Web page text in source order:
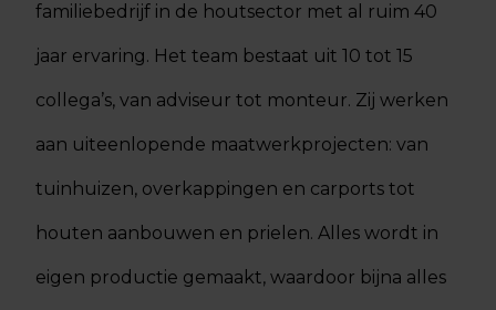
familiebedrijf in de houtsector met al ruim 40
jaar ervaring. Het team bestaat uit 10 tot 15
collega’s, van adviseur tot monteur. Zij werken
aan uiteenlopende maatwerkprojecten: van
tuinhuizen, overkappingen en carports tot
houten aanbouwen en prielen. Alles wordt in
eigen productie gemaakt, waardoor bijna alles